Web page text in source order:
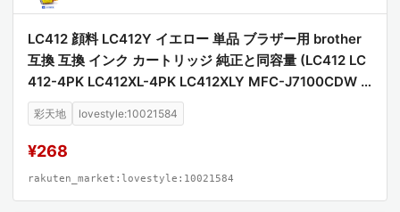
LC412 顔料 LC412Y イエロー 単品 ブラザー用 brother
互換 互換 インク カートリッジ 純正と同容量 (LC412 LC
412-4PK LC412XL-4PK LC412XLY MFC-J7100CDW L
C 412 MFC-J7300CDW MFCJ7100CDW MFCJ7300C
DW)
彩天地 lovestyle:10021584
¥268
rakuten_market:lovestyle:10021584